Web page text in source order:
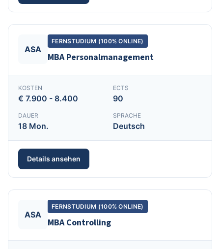
ASA
FERNSTUDIUM (100% ONLINE)
MBA Personalmanagement
KOSTEN
€ 7.900 - 8.400
ECTS
90
DAUER
18 Mon.
SPRACHE
Deutsch
Details ansehen
ASA
FERNSTUDIUM (100% ONLINE)
MBA Controlling